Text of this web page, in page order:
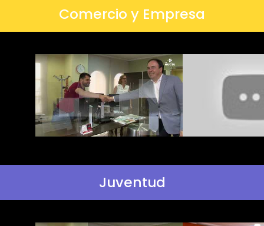
Comercio y Empresa
Juventud